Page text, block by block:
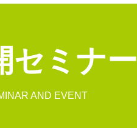
セミナー
AND EVENT